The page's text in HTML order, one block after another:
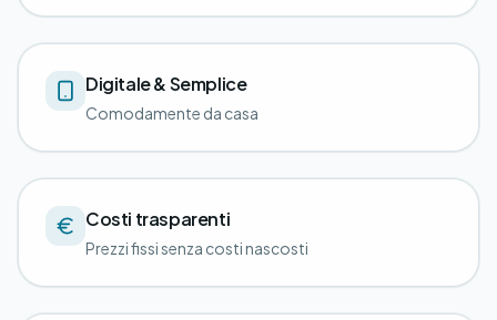
Digitale & Semplice
Comodamente da casa
Costi trasparenti
Prezzi fissi senza costi nascosti